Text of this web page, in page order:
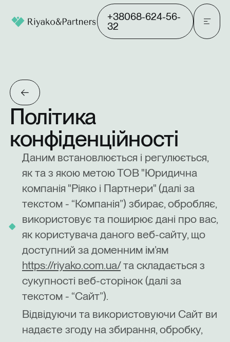
+38068-624-56-
32
Політика
конфіденційності
Даним встановлюється і регулюється,
як та з якою метою ТОВ "Юридична
компанія "Ріяко і Партнери" (далі за
текстом - “Компанія”) збирає, обробляє,
використовує та поширює дані про вас,
як користувача даного веб-сайту, що
доступний за доменним ім’ям
https://riyako.com.ua/та складається з
сукупності веб-сторінок (далі за
текстом - “Сайт”).
Відвідуючи та використовуючи Сайт ви
надаєте згоду на збирання, обробку,